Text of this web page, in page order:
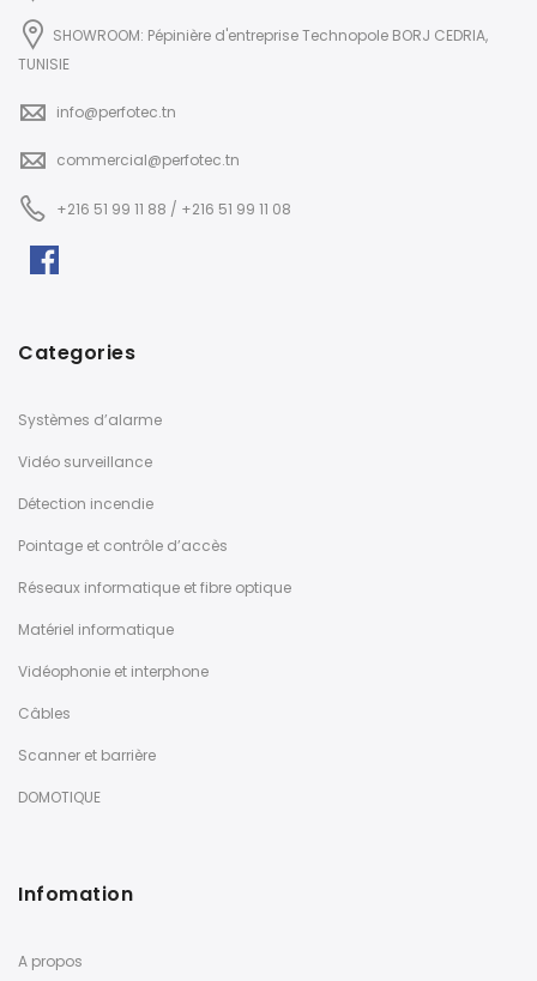
SHOWROOM: Pépinière d'entreprise Technopole BORJ CEDRIA,
TUNISIE
info@perfotec.tn
commercial@perfotec.tn
+216 51 99 11 88 / +216 51 99 11 08
Categories
Systèmes d’alarme
Vidéo surveillance
Détection incendie
Pointage et contrôle d’accès
Réseaux informatique et fibre optique
Matériel informatique
Vidéophonie et interphone
Câbles
Scanner et barrière
DOMOTIQUE
Infomation
A propos